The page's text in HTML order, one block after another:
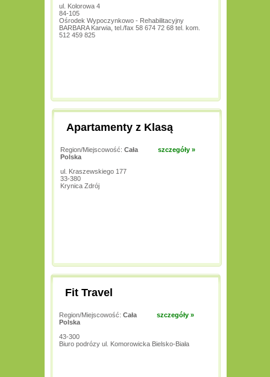
ul. Kolorowa 4
84-105
Ośrodek Wypoczynkowo - Rehabilitacyjny
BARBARA Karwia, tel./fax 58 674 72 68 tel. kom.
512 459 825
Apartamenty z Klasą
szczegóły »
Region/Miejscowość: Cała
Polska
ul. Kraszewskiego 177
33-380
Krynica Zdrój
Fit Travel
szczegóły »
Region/Miejscowość: Cała
Polska
43-300
Biuro podrózy ul. Komorowicka Bielsko-Biała